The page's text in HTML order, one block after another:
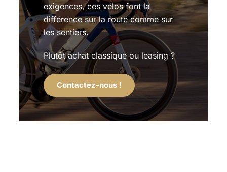
exigences, ces vélos font la
différence sur la route comme sur
les sentiers.
Plutôt achat classique ou leasing ?
Contactez-nous !